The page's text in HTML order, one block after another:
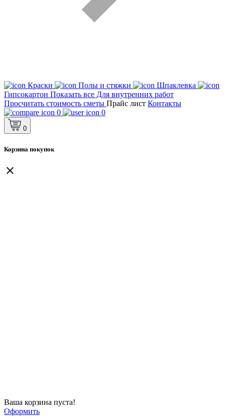
Краски Полы и стяжки
Шпаклевка
Гипсокартон Показать все Для внутренних работ
Просчитать стоимость сметы Прайс лист Контакты
0
0
0
Корзина покупок
Ваша корзина пуста!
Оформить